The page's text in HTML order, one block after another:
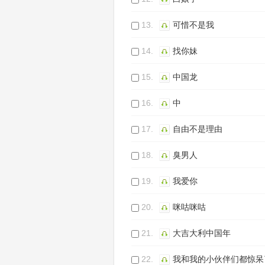
13. 可惜不是我
14. 找你妹
15. 中国龙
16. 中
17. 自由不是理由
18. 臭男人
19. 我爱你
20. 咪咕咪咕
21. 大吉大利中国年
22. 我和我的小伙伴们都惊